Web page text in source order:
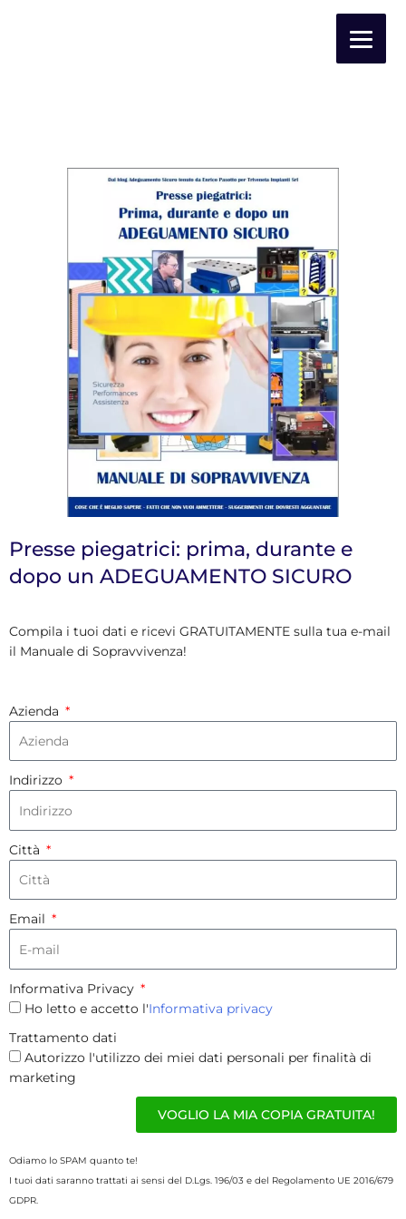
Presse piegatrici: prima, durante e
dopo un ADEGUAMENTO SICURO
Compila i tuoi dati e ricevi GRATUITAMENTE sulla tua e-mail
il Manuale di Sopravvivenza!
Azienda
Indirizzo
Città
Email
Informativa Privacy
Ho letto e accetto l'Informativa privacy
Trattamento dati
Autorizzo l'utilizzo dei miei dati personali per finalità di
marketing
VOGLIO LA MIA COPIA GRATUITA!
Odiamo lo SPAM quanto te!
I tuoi dati saranno trattati ai sensi del D.Lgs. 196/03 e del Regolamento UE 2016/679
GDPR.